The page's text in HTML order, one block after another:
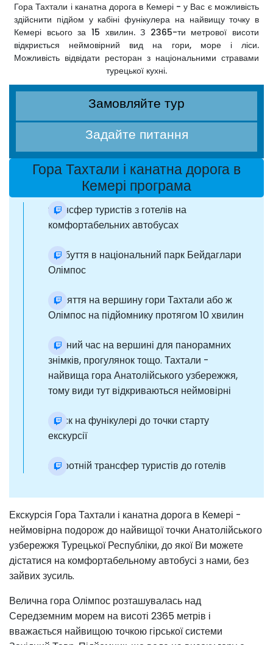
Гора Тахтали і канатна дорога в Кемері - у Вас є можливість
здійснити підйом у кабіні фунікулера на найвищу точку в
Кемері всього за 15 хвилин. З 2365-ти метрової висоти
відкриється неймовірний вид на гори, море і ліси.
Можливість відвідати ресторан з національними стравами
турецької кухні.
Замовляйте тур
Задайте питання
Гора Тахтали і канатна дорога в
Кемері програма
трансфер туристів з готелів на
комфортабельних автобусах
прибуття в національний парк Бейдаглари
Олімпос
підняття на вершину гори Тахтали або ж
Олімпос на підйомнику протягом 10 хвилин
вільний час на вершині для панорамних
знімків, прогулянок тощо. Тахтали -
найвища гора Анатолійського узбережжя,
тому види тут відкриваються неймовірні
спуск на фунікулері до точки старту
екскурсії
зворотній трансфер туристів до готелів
Екскурсія Гора Тахтали і канатна дорога в Кемері -
неймовірна подорож до найвищої точки Анатолійського
узбережжя Турецької Республіки, до якої Ви можете
дістатися на комфортабельному автобусі з нами, без
зайвих зусиль.
Велична гора Олімпос розташувалась над
Середземним морем на висоті 2365 метрів і
вважається найвищою точкою гірської системи